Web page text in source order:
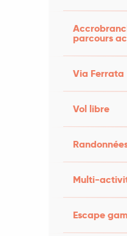
parcours
Via Ferrata
Vol libre
Multi-
Escape
16
NOUS
hugo.fr